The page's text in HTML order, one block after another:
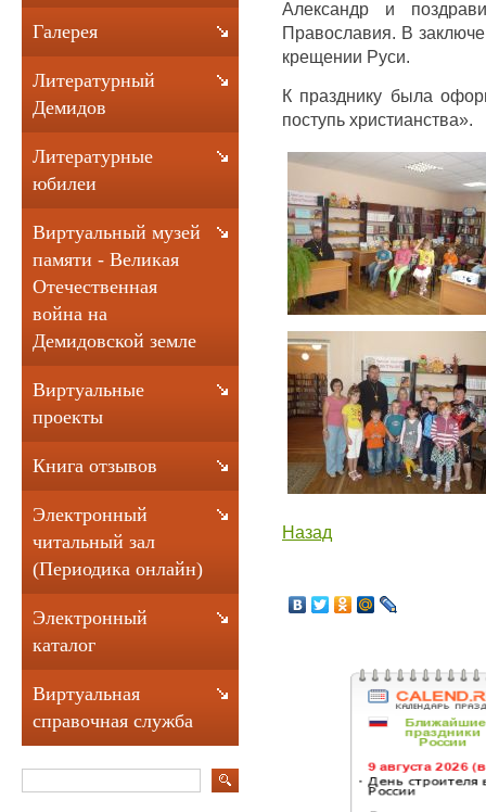
Александр и
Православия. В
крещении Руси.
К празднику была
поступь христианства».
Назад
Галерея
Литературный
Демидов
Литературные
юбилеи
Виртуальный музей
памяти - Великая
Отечественная
война на
Демидовской земле
Виртуальные
проекты
Книга отзывов
Электронный
читальный зал
(Периодика онлайн)
Электронный
каталог
Виртуальная
справочная служба